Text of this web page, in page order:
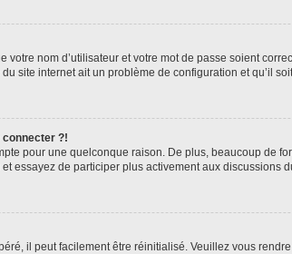
nom d’utilisateur et votre mot de passe soient
site internet ait un problème de configuration et qu’il
connecter ?!
pour une quelconque raison. De plus, beaucoup de
essayez de participer plus activement aux discussions
il peut facilement être réinitialisé. Veuillez vous